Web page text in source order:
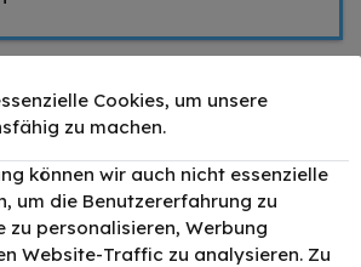
für
Tinte
130ml
39,90 € – +
für
Tinte
130ml
39,90 € – +
Cookies, um unsere
zu machen.
können wir auch nicht essenzielle
um die Benutzererfahrung zu
zu personalisieren, Werbung
Website-Traffic zu analysieren. Zu